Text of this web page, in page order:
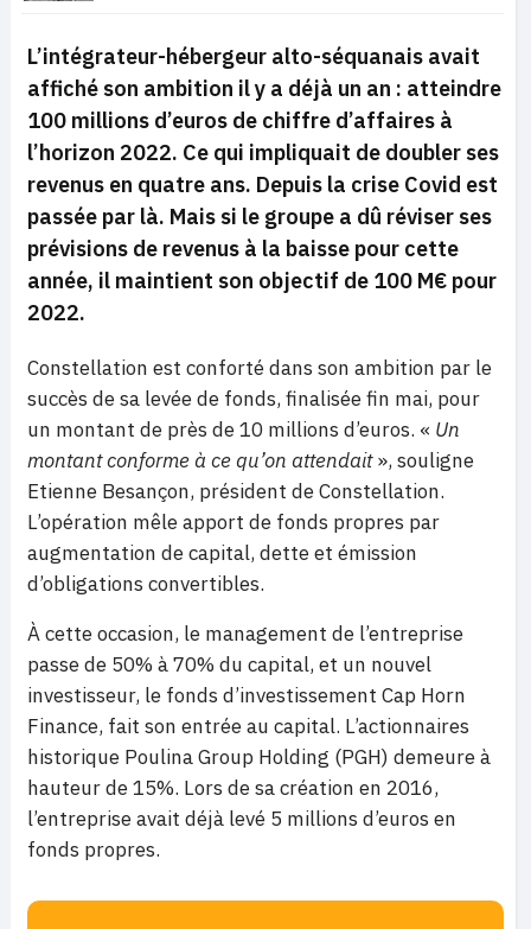
L’intégrateur-hébergeur alto-séquanais avait
affiché son ambition il y a déjà un an : atteindre
100 millions d’euros de chiffre d’affaires à
l’horizon 2022. Ce qui impliquait de doubler ses
revenus en quatre ans. Depuis la crise Covid est
passée par là. Mais si le groupe a dû réviser ses
prévisions de revenus à la baisse pour cette
année, il maintient son objectif de 100 M€ pour
2022.
Constellation est conforté dans son ambition par le
succès de sa levée de fonds, finalisée fin mai, pour
un montant de près de 10 millions d’euros. « Un
montant conforme à ce qu’on attendait», souligne
Etienne Besançon, président de Constellation.
L’opération mêle apport de fonds propres par
augmentation de capital, dette et émission
d’obligations convertibles.
À cette occasion, le management de l’entreprise
passe de 50% à 70% du capital, et un nouvel
investisseur, le fonds d’investissement Cap Horn
Finance, fait son entrée au capital. L’actionnaires
historique Poulina Group Holding (PGH) demeure à
hauteur de 15%. Lors de sa création en 2016,
l’entreprise avait déjà levé 5 millions d’euros en
fonds propres.